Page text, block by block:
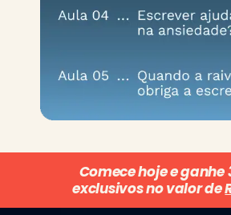
Comece hoje e ganhe
exclusivos no valor de